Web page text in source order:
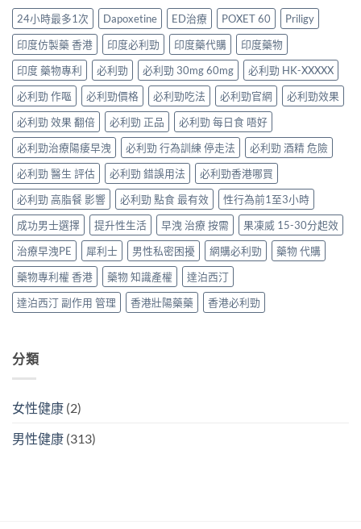
與
療
效
評
估〉
中
用
條
件、
風
險
與
安
全
指
南〉
中
何
同
時
解
決
勃
起
功
能
障
礙
與
早
洩〉
中
夠？
破
解
「劑
量
尷
尬」
的
三
種
解
法
與
替
代
方
案〉
中
完
整
解
析：
雙
效
果
凍
威、
西
地
那
非
＋
達
泊
西
汀
一
次
搞
掂
ED
24小時最多1次 Dapoxetine ED治療 POXET 60
Priligy
印度仿製藥 香港
印度必利勁 印度藥代購
印度藥物
印度 藥物專利
必利勁 必利勁 30mg 60mg
必利勁 HK-XXXXX
必利勁 作嘔
必利勁價格 必利勁吃法 必利勁官網
必利勁效果
必利勁 效果 翻倍
必利勁 正品
必利勁 每日食 唔好
必利勁治療陽痿早洩
必利勁 行為訓練 停走法
必利勁 酒精 危險
必利勁 醫生 評估
必利勁 錯誤用法
必利勁香港哪買
必利勁 高脂餐 影響
必利勁 點食 最有效
性行為前1至3小時
成功男士選擇
提升性生活 早洩 治療 按需
果凍威 15-30分起效
治療早洩PE
犀利士 男性私密困擾 網購必利勁
藥物 代購
藥物專利權 香港
藥物 知識產權
達泊西汀
達泊西汀 副作用 管理
香港壯陽藥藥 香港必利勁
分類
女性健康 (2)
男性健康 (313)